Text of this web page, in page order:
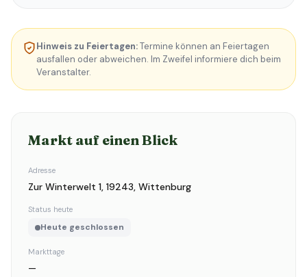
Hinweis zu Feiertagen:Termine können an Feiertagen
ausfallen oder abweichen. Im Zweifel informiere dich beim
Veranstalter.
Markt auf einen Blick
Adresse
Zur Winterwelt 1, 19243, Wittenburg
Status heute
Heute geschlossen
Markttage
—